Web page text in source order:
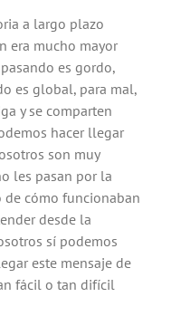
a largo plazo
era mucho mayor
es gordo,
es global, para mal,
y se comparten
hacer llegar
son muy
les pasan por la
de cómo funcionaban
desde la
sí podemos
este mensaje de
fácil o tan difícil